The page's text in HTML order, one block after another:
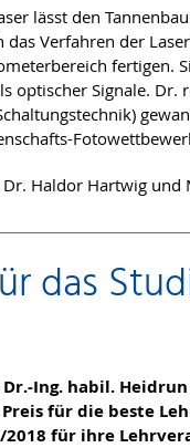
lässt den
das Verfahren der
fertigen.
optischer Signale. Dr.
Haldor Hartwig und
das
Dr.-Ing. habil.
für die beste
2018 für ihre